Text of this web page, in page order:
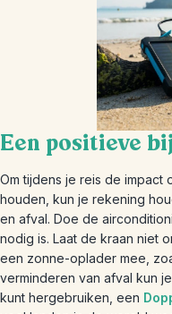
Een positieve
Om tijdens je reis de impact
houden, kun je rekening
en afval. Doe de
nodig is. Laat de kraan niet
een zonne-oplader mee,
verminderen van afval kun
kunt hergebruiken, een